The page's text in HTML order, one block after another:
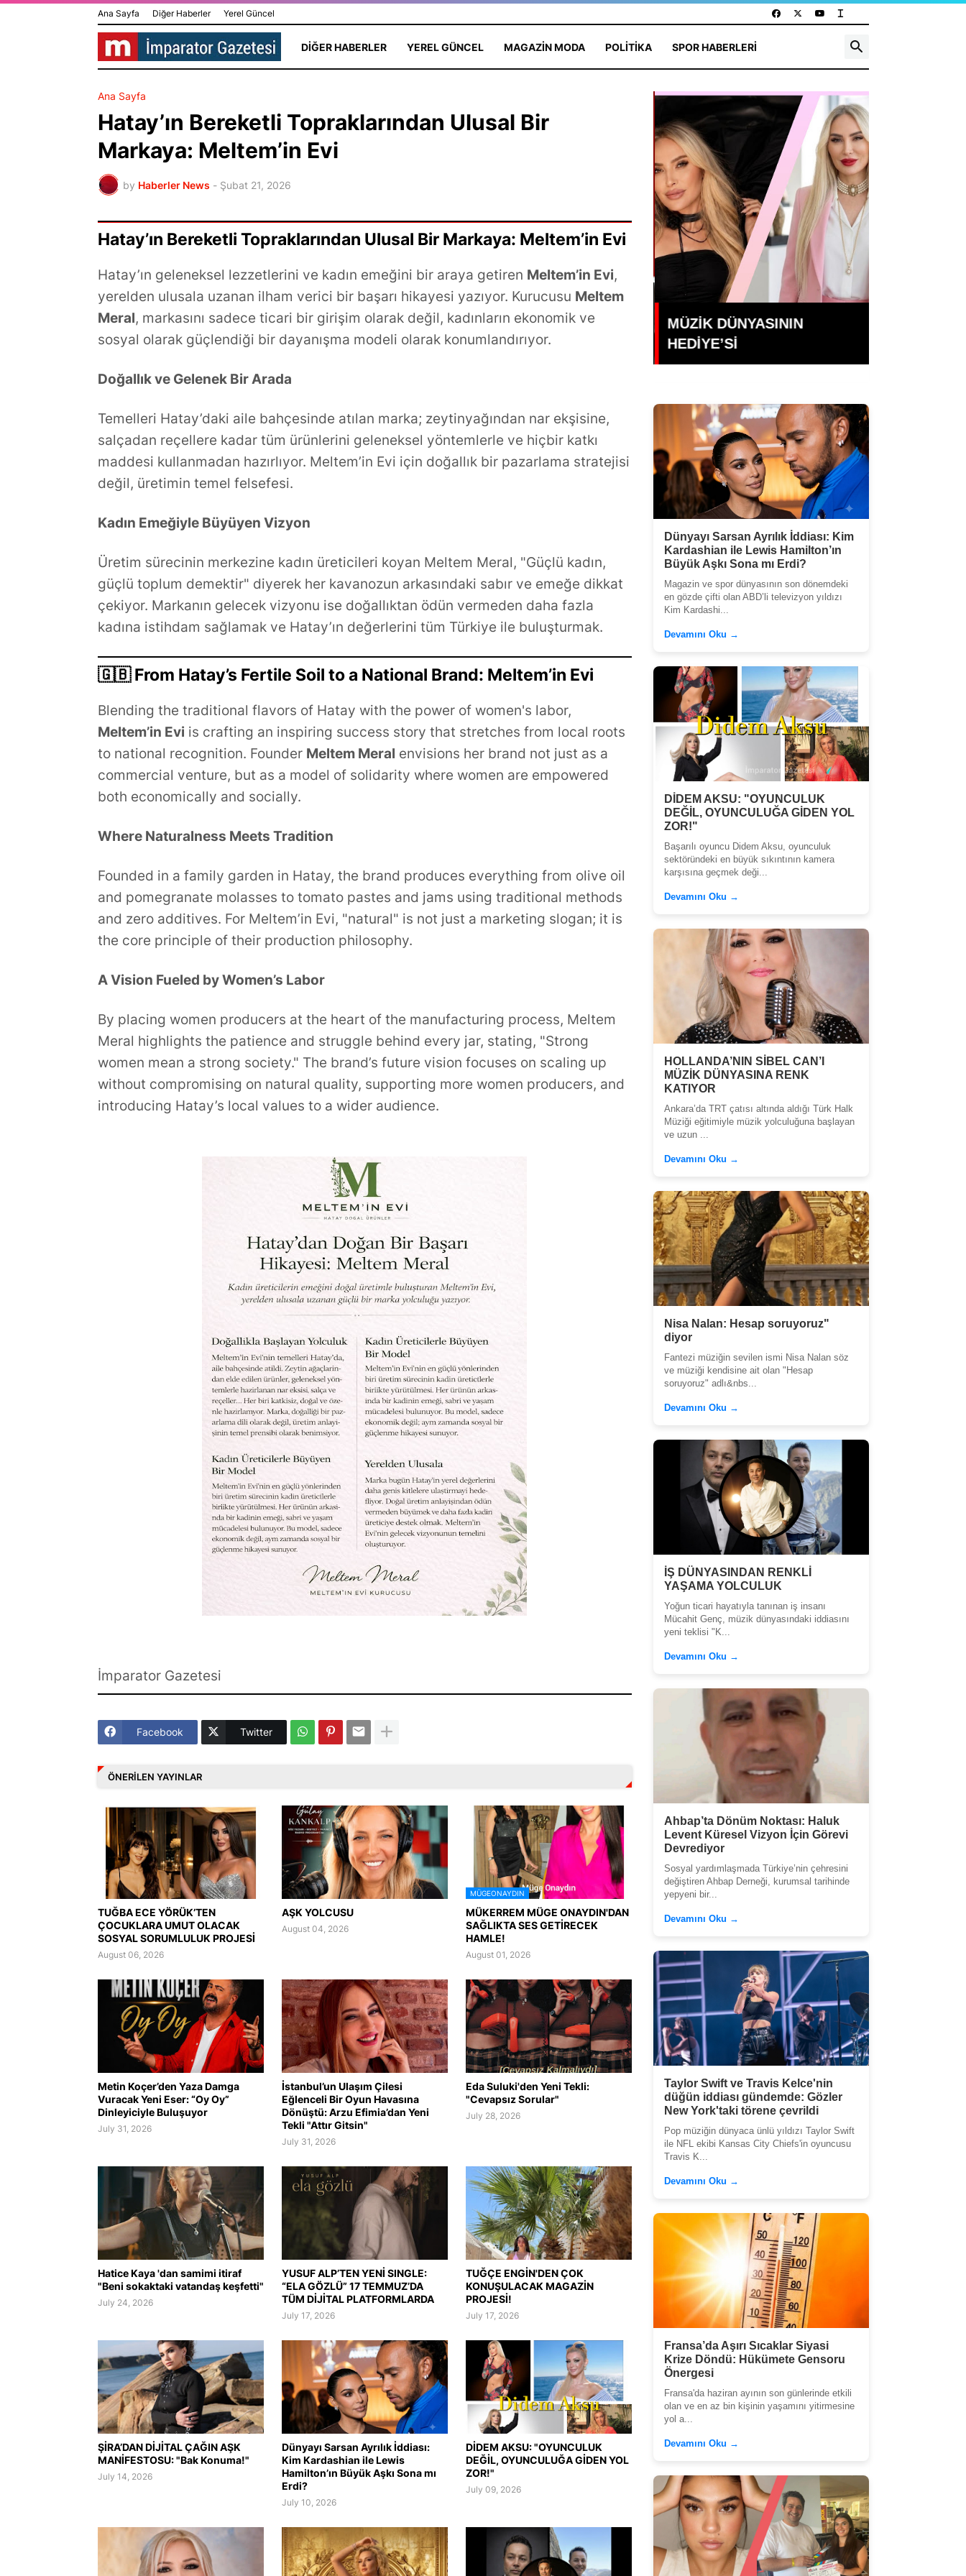
Ana Sayfa Diğer Haberler Yerel Güncel
DIĞER HABERLER YEREL GÜNCEL MAGAZIN MODA POLITIKA SPOR HABERLERI
Ana Sayfa
Hatay’ın Bereketli Topraklarından Ulusal Bir
Markaya: Meltem’in Evi
by Haberler News - Şubat 21, 2026
Hatay’ın Bereketli Topraklarından Ulusal Bir Markaya: Meltem’in Evi
Hatay’ın geleneksel lezzetlerini ve kadın emeğini bir araya getiren Meltem’in Evi,
yerelden ulusala uzanan ilham verici bir başarı hikayesi yazıyor. Kurucusu Meltem
Meral, markasını sadece ticari bir girişim olarak değil, kadınların ekonomik ve
sosyal olarak güçlendiği bir dayanışma modeli olarak konumlandırıyor.
Doğallık ve Gelenek Bir Arada
Temelleri Hatay’daki aile bahçesinde atılan marka; zeytinyağından nar ekşisine,
salçadan reçellere kadar tüm ürünlerini geleneksel yöntemlerle ve hiçbir katkı
maddesi kullanmadan hazırlıyor. Meltem’in Evi için doğallık bir pazarlama stratejisi
değil, üretimin temel felsefesi.
Kadın Emeğiyle Büyüyen Vizyon
Üretim sürecinin merkezine kadın üreticileri koyan Meltem Meral, "Güçlü kadın,
güçlü toplum demektir" diyerek her kavanozun arkasındaki sabır ve emeğe dikkat
çekiyor. Markanın gelecek vizyonu ise doğallıktan ödün vermeden daha fazla
kadına istihdam sağlamak ve Hatay’ın değerlerini tüm Türkiye ile buluşturmak.
🇬🇧 From Hatay’s Fertile Soil to a National Brand: Meltem’in Evi
Blending the traditional flavors of Hatay with the power of women's labor,
Meltem’in Evi is crafting an inspiring success story that stretches from local roots
to national recognition. Founder Meltem Meral envisions her brand not just as a
commercial venture, but as a model of solidarity where women are empowered
both economically and socially.
Where Naturalness Meets Tradition
Founded in a family garden in Hatay, the brand produces everything from olive oil
and pomegranate molasses to tomato pastes and jams using traditional methods
and zero additives. For Meltem’in Evi, "natural" is not just a marketing slogan; it is
the core principle of their production philosophy.
A Vision Fueled by Women’s Labor
By placing women producers at the heart of the manufacturing process, Meltem
Meral highlights the patience and struggle behind every jar, stating, "Strong
women mean a strong society." The brand’s future vision focuses on scaling up
without compromising on natural quality, supporting more women producers, and
introducing Hatay’s local values to a wider audience.
İmparator Gazetesi
Facebook Twitter
ÖNERILEN YAYINLAR
TUĞBA ECE YÖRÜK’TEN
ÇOCUKLARA UMUT OLACAK
SOSYAL SORUMLULUK PROJESİ
August 06, 2026
AŞK YOLCUSU
August 04, 2026
MÜGEONAYDIN
MÜKERREM MÜGE ONAYDIN'DAN
SAĞLIKTA SES GETİRECEK
HAMLE!
August 01, 2026
Metin Koçer’den Yaza Damga
Vuracak Yeni Eser: “Oy Oy”
Dinleyiciyle Buluşuyor
July 31, 2026
İstanbul’un Ulaşım Çilesi
Eğlenceli Bir Oyun Havasına
Dönüştü: Arzu Efimia’dan Yeni
Tekli "Attır Gitsin"
July 31, 2026
Eda Suluki'den Yeni Tekli:
"Cevapsız Sorular"
July 28, 2026
Hatice Kaya 'dan samimi itiraf
"Beni sokaktaki vatandaş keşfetti"
July 24, 2026
YUSUF ALP’TEN YENİ SINGLE:
“ELA GÖZLÜ” 17 TEMMUZ’DA
TÜM DİJİTAL PLATFORMLARDA
July 17, 2026
TUĞÇE ENGİN'DEN ÇOK
KONUŞULACAK MAGAZİN
PROJESİ!
July 17, 2026
ŞİRA’DAN DİJİTAL ÇAĞIN AŞK
MANİFESTOSU: "Bak Konuma!"
July 14, 2026
Dünyayı Sarsan Ayrılık İddiası:
Kim Kardashian ile Lewis
Hamilton’ın Büyük Aşkı Sona mı
Erdi?
July 10, 2026
DİDEM AKSU: "OYUNCULUK
DEĞİL, OYUNCULUĞA GİDEN YOL
ZOR!"
July 09, 2026
Edebiyat ve Psikoloji
Dünyasının Üretken İsmi:
Büşra Öztürk
İnanır Hayatını Kaybetti,
Yönetmen Mehmet Ali
Gündoğdu’dan Duygusal
Veda
Türk Sinemasında Yaprak
Dökümü: Kadir İnanır'a
Veda
MÜZİK DÜNYASININ
HEDİYE’Sİ
Dünyayı Sarsan Ayrılık İddiası: Kim
Kardashian ile Lewis Hamilton’ın
Büyük Aşkı Sona mı Erdi?
Magazin ve spor dünyasının son dönemdeki
en gözde çifti olan ABD’li televizyon yıldızı
Kim Kardashi...
Devamını Oku →
DİDEM AKSU: "OYUNCULUK
DEĞİL, OYUNCULUĞA GİDEN YOL
ZOR!"
Başarılı oyuncu Didem Aksu, oyunculuk
sektöründeki en büyük sıkıntının kamera
karşısına geçmek deği...
Devamını Oku →
HOLLANDA’NIN SİBEL CAN’I
MÜZİK DÜNYASINA RENK
KATIYOR
Ankara’da TRT çatısı altında aldığı Türk Halk
Müziği eğitimiyle müzik yolculuğuna başlayan
ve uzun ...
Devamını Oku →
Nisa Nalan: Hesap soruyoruz"
diyor
Fantezi müziğin sevilen ismi Nisa Nalan söz
ve müziği kendisine ait olan "Hesap
soruyoruz" adlı&nbs...
Devamını Oku →
İŞ DÜNYASINDAN RENKLİ
YAŞAMA YOLCULUK
Yoğun ticari hayatıyla tanınan iş insanı
Mücahit Genç, müzik dünyasındaki iddiasını
yeni teklisi "K...
Devamını Oku →
Ahbap’ta Dönüm Noktası: Haluk
Levent Küresel Vizyon İçin Görevi
Devrediyor
Sosyal yardımlaşmada Türkiye’nin çehresini
değiştiren Ahbap Derneği, kurumsal tarihinde
yepyeni bir...
Devamını Oku →
Taylor Swift ve Travis Kelce'nin
düğün iddiası gündemde: Gözler
New York'taki törene çevrildi
Pop müziğin dünyaca ünlü yıldızı Taylor Swift
ile NFL ekibi Kansas City Chiefs'in oyuncusu
Travis K...
Devamını Oku →
Fransa’da Aşırı Sıcaklar Siyasi
Krize Döndü: Hükümete Gensoru
Önergesi
Fransa'da haziran ayının son günlerinde etkili
olan ve en az bin kişinin yaşamını yitirmesine
yol a...
Devamını Oku →